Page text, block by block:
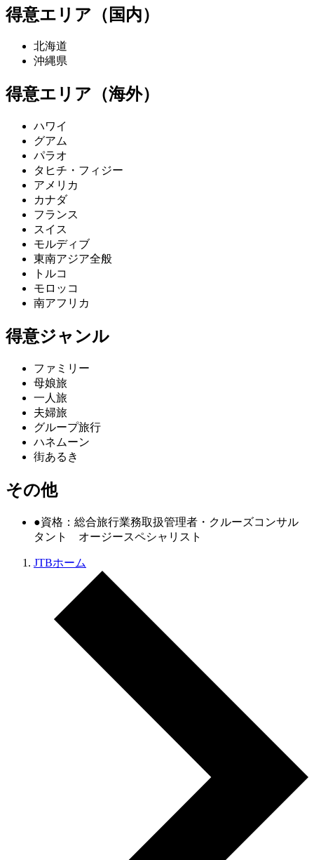
得意エリア（国内）
北海道
沖縄県
得意エリア（海外）
ハワイ
グアム
パラオ
タヒチ・フィジー
アメリカ
カナダ
フランス
スイス
モルディブ
東南アジア全般
トルコ
モロッコ
南アフリカ
得意ジャンル
ファミリー
母娘旅
一人旅
夫婦旅
グループ旅行
ハネムーン
街あるき
その他
●資格：総合旅行業務取扱管理者・クルーズコンサル
タント オージースペシャリスト
JTBホーム